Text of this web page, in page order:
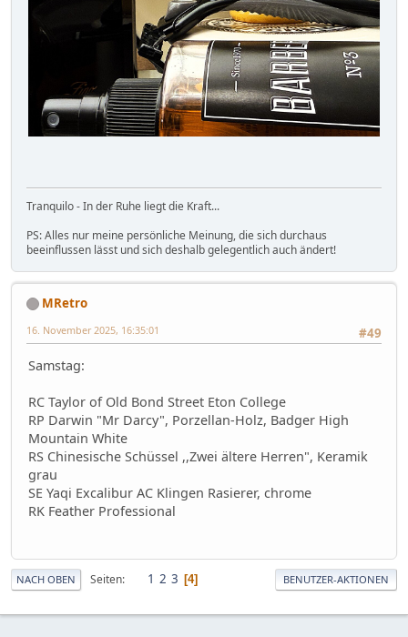
Tranquilo - In der Ruhe liegt die Kraft...
PS: Alles nur meine persönliche Meinung, die sich durchaus
beeinflussen lässt und sich deshalb gelegentlich auch ändert!
MRetro
#49
16. November 2025, 16:35:01
Samstag:
RC Taylor of Old Bond Street Eton College
RP Darwin "Mr Darcy", Porzellan-Holz, Badger High
Mountain White
RS Chinesische Schüssel ,,Zwei ältere Herren", Keramik
grau
SE Yaqi Excalibur AC Klingen Rasierer, chrome
RK Feather Professional
NACH OBEN Seiten 1 2 3 4 BENUTZER-AKTIONEN